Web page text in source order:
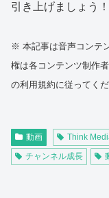
引き上げましょう！
※ 本記事は音声コンテ
権は各コンテンツ制作
の利用規約に従ってくだ
動画 Think
チャンネル成長